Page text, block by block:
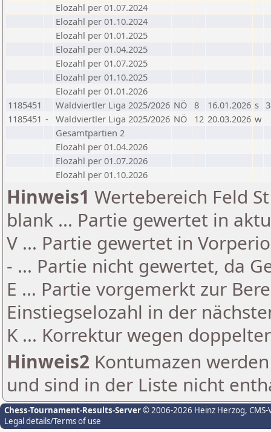
Elozahl per 01.07.2024
Elozahl per 01.10.2024
Elozahl per 01.01.2025
Elozahl per 01.04.2025
Elozahl per 01.07.2025
Elozahl per 01.10.2025
Elozahl per 01.01.2026
1185451
Waldviertler Liga 2025/2026 NÖ 8 16.01.2026 s
1185451 - Waldviertler Liga 2025/2026 NÖ 12 20.03.2026 w
Gesamtpartien 2
Elozahl per 01.04.2026
Elozahl per 01.07.2026
Elozahl per 01.10.2026
Hinweis1 Wertebereich Feld
blank ... Partie gewertet in
V ... Partie gewertet in
- ... Partie nicht gewertet, da
E ... Partie vorgemerkt zur
Einstiegselozahl in der
K ... Korrektur wegen
Hinweis2 Kontumazen
und sind in der Liste nicht
Chess-Tournament-Results-Server© 2006-2026 Heinz Herzog,
Legal details/Terms of use